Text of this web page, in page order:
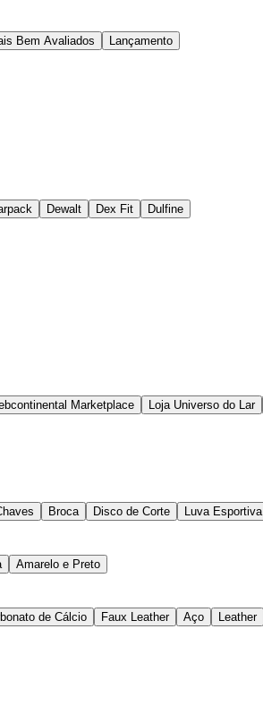
Bem Avaliados Lançamento
Dewalt Dex Fit Dulfine
Marketplace Loja Universo do Lar
Broca Disco de Corte Luva Esportiva
Amarelo e Preto
de Cálcio Faux Leather Aço Leather